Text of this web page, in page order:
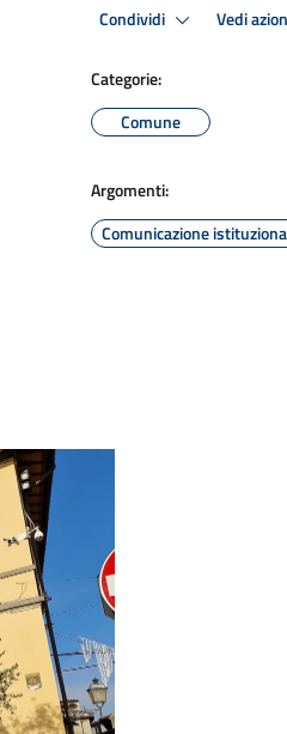
Condividi Vedi
Categorie:
Comune
Argomenti:
Comunicazione